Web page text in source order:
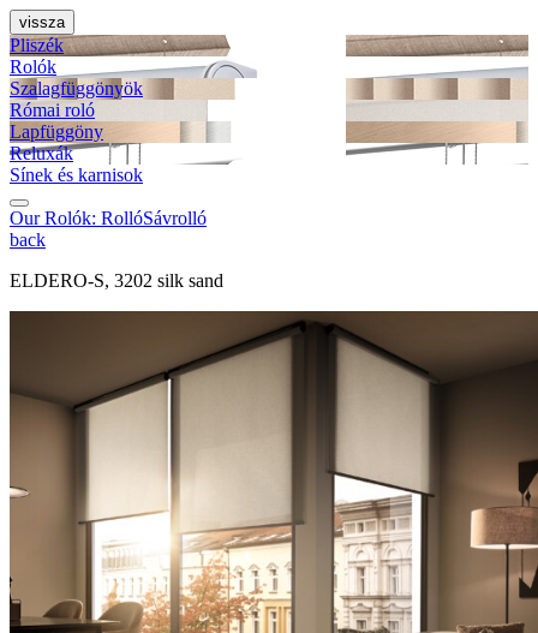
vissza
Pliszék
Rolók
Szalag­függönyök
Római roló
Lapfüggöny
Reluxák
Sínek és karnisok
Our Rolók: RollóSávrolló
back
ELDERO-S, 3202 silk sand